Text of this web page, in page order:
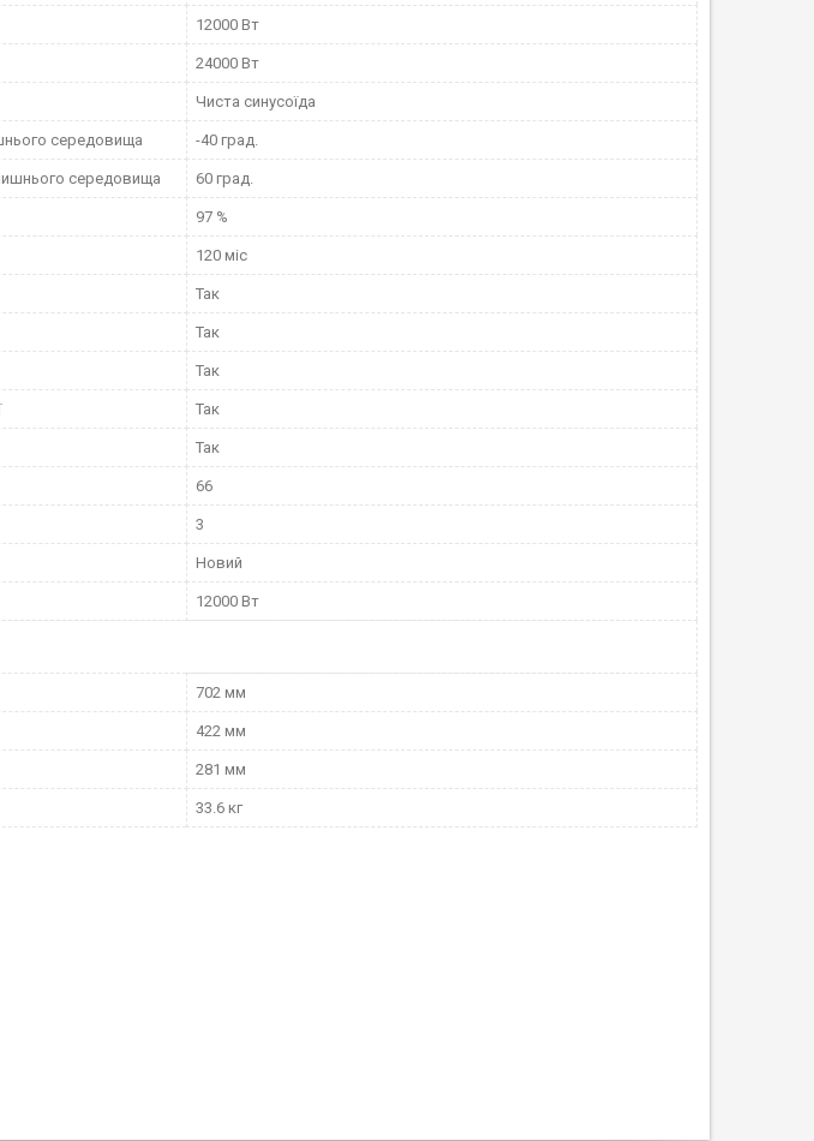
12000 Вт
24000 Вт
Чиста синусоїда
середовища -40 град.
середовища 60 град.
97 %
120 міс
Так
Так
Так
Так
Так
66
3
Новий
12000 Вт
702 мм
422 мм
281 мм
33.6 кг